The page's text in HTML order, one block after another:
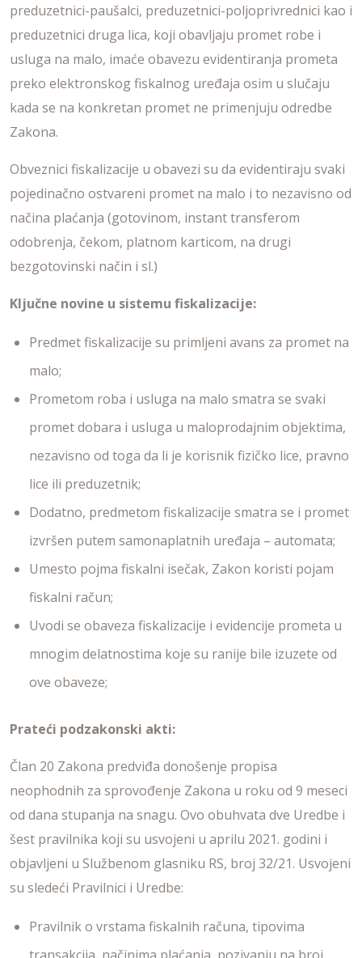
preduzetnici-paušalci, preduzetnici-poljoprivrednici kao i
preduzetnici druga lica, koji obavljaju promet robe i
usluga na malo, imaće obavezu evidentiranja prometa
preko elektronskog fiskalnog uređaja osim u slučaju
kada se na konkretan promet ne primenjuju odredbe
Zakona.
Obveznici fiskalizacije u obavezi su da evidentiraju svaki
pojedinačno ostvareni promet na malo i to nezavisno od
načina plaćanja (gotovinom, instant transferom
odobrenja, čekom, platnom karticom, na drugi
bezgotovinski način i sl.)
Ključne novine u sistemu fiskalizacije:
Predmet fiskalizacije su primljeni avans za promet na
malo;
Prometom roba i usluga na malo smatra se svaki
promet dobara i usluga u maloprodajnim objektima,
nezavisno od toga da li je korisnik fizičko lice, pravno
lice ili preduzetnik;
Dodatno, predmetom fiskalizacije smatra se i promet
izvršen putem samonaplatnih uređaja – automata;
Umesto pojma fiskalni isečak, Zakon koristi pojam
fiskalni račun;
Uvodi se obaveza fiskalizacije i evidencije prometa u
mnogim delatnostima koje su ranije bile izuzete od
ove obaveze;
Prateći podzakonski akti:
Član 20 Zakona predviđa donošenje propisa
neophodnih za sprovođenje Zakona u roku od 9 meseci
od dana stupanja na snagu. Ovo obuhvata dve Uredbe i
šest pravilnika koji su usvojeni u aprilu 2021. godini i
objavljeni u Službenom glasniku RS, broj 32/21. Usvojeni
su sledeći Pravilnici i Uredbe:
Pravilnik o vrstama fiskalnih računa, tipovima